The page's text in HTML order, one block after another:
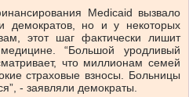
Medicaid вызвало
демократов, но и у некоторых
этот шаг фактически лишит
“Большой уродливый
что миллионам семей
страховые взносы. Больницы
- заявляли демократы.